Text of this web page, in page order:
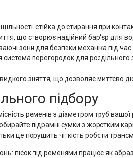
стійка до стирання при
що створює надійний бар'єр для
зони для безпеки механіка під час
перегородок для роздільного
зняття, що дозволяє миттєво
підбору
ременів з діаметром труб
підрамні сумки з жорстким
це порушить чіткість роботи
пісок під ременями працює як